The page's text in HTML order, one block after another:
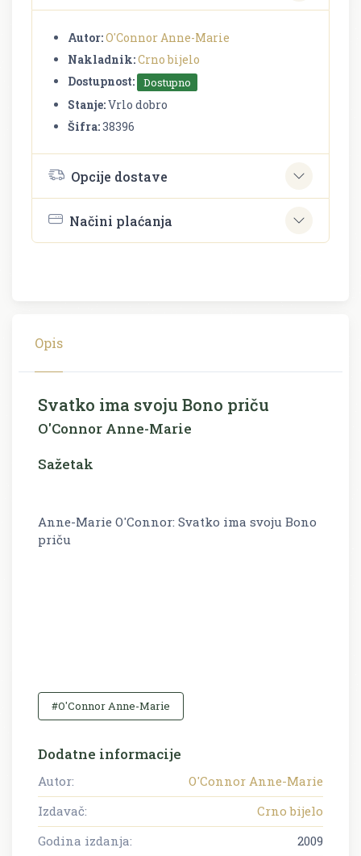
Autor:O'Connor Anne-Marie
Nakladnik:Crno bijelo
Dostupnost:
Dostupno
Stanje:Vrlo dobro
Šifra:38396
Opcije dostave
Načini plaćanja
Opis
Svatko ima svoju Bono priču
O'Connor Anne-Marie
Sažetak
Anne-Marie O'Connor: Svatko ima svoju Bono
priču
#O'Connor Anne-Marie
Dodatne informacije
Autor:
O'Connor Anne-Marie
Izdavač:
Crno bijelo
Godina izdanja:
2009